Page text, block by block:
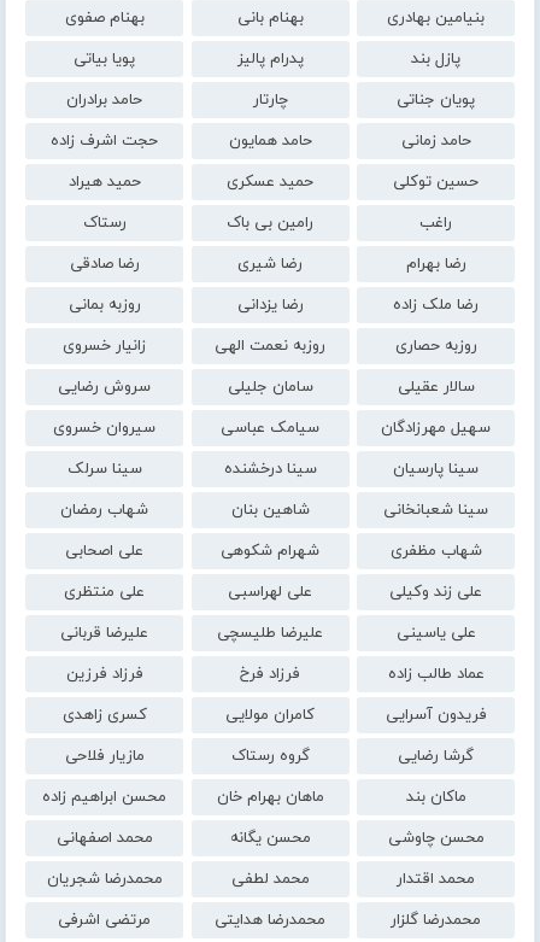
بنیامین بهادری
بهنام بانی
بهنام صفوی
پازل بند
پدرام پالیز
پویا بیاتی
پویان جناتی
چارتار
حامد برادران
حامد زمانی
حامد همایون
حجت اشرف زاده
حسین توکلی
حمید عسکری
حمید هیراد
راغب
رامین بی باک
رستاک
رضا بهرام
رضا شیری
رضا صادقی
رضا ملک زاده
رضا یزدانی
روزبه بمانی
روزبه حصاری
روزبه نعمت الهی
زانیار خسروی
سالار عقیلی
سامان جلیلی
سروش رضایی
سهیل مهرزادگان
سیامک عباسی
سیروان خسروی
سینا پارسیان
سینا درخشنده
سینا سرلک
سینا شعبانخانی
شاهین بنان
شهاب رمضان
شهاب مظفری
شهرام شکوهی
علی اصحابی
علی زند وکیلی
علی لهراسبی
علی منتظری
علی یاسینی
علیرضا طلیسچی
علیرضا قربانی
عماد طالب زاده
فرزاد فرخ
فرزاد فرزین
فریدون آسرایی
کامران مولایی
کسری زاهدی
گرشا رضایی
گروه رستاک
مازیار فلاحی
ماکان بند
ماهان بهرام خان
محسن ابراهیم زاده
محسن چاوشی
محسن یگانه
محمد اصفهانی
محمد اقتدار
محمد لطفی
محمدرضا شجریان
محمدرضا گلزار
محمدرضا هدایتی
مرتضی اشرفی